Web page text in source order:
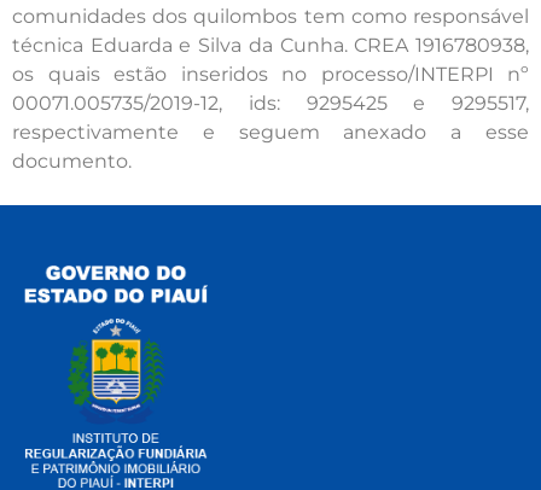
comunidades dos quilombos tem como responsável
técnica Eduarda e Silva da Cunha. CREA 1916780938,
os quais estão inseridos no processo/INTERPI nº
00071.005735/2019-12, ids: 9295425 e 9295517,
respectivamente e seguem anexado a esse
documento.